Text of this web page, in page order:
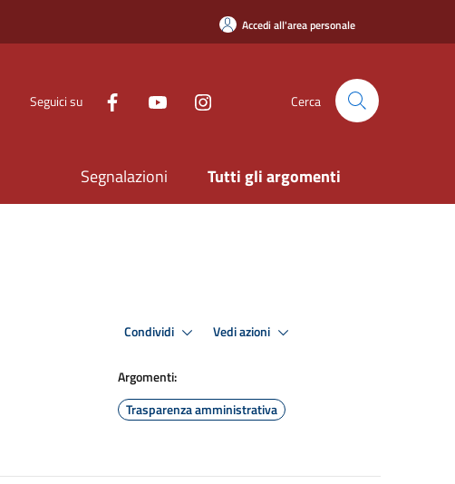
Accedi all'area personale
Seguici su Cerca
Segnalazioni Tutti gli argomenti
Condividi Vedi azioni
Argomenti:
Trasparenza amministrativa